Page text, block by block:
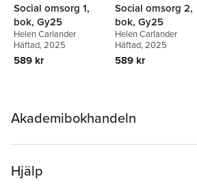
Social omsorg 1,
bok, Gy25
Helen Carlander
Häftad, 2025
589 kr
Social omsorg 2,
bok, Gy25
Helen Carlander
Häftad, 2025
589 kr
Akademibokhandeln
Hjälp